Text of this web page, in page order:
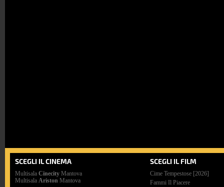
SCEGLI IL CINEMA
Multisala Cinecity Mantova
Multisala Ariston Mantova
SCEGLI IL FILM
Cime Tempestose [2026]
Fammi Il Piacere